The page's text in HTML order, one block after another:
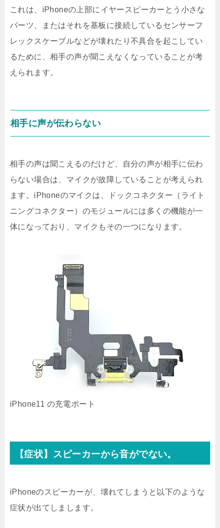
これは、iPhoneの上部にイヤースピーカーとう小さな
パーツ、またはそれを基板に接続しているセンサーフ
レックスケーブルなどが壊れたり不具合を起こしてい
るために、相手の声が聞こえなくなっていることが考
えられます。
相手に声が伝わらない
相手の声は聞こえるのだけど、自分の声が相手に伝わ
らない場合は、マイクが故障していることが考えられ
ます。iPhoneのマイクは、ドックコネクター（ライト
ニングコネクター）のモジュールには多くの機能が一
体になっており、マイクもその一つになります。
iPhone11 の充電ポート
【症状】スピーカーから音がでない。
iPhoneのスピーカーが、壊れてしまうと以下のような
症状が出てしまします。